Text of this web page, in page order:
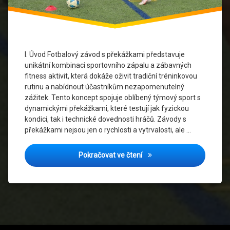
I. Úvod Fotbalový závod s překážkami představuje
unikátní kombinaci sportovního zápalu a zábavných
fitness aktivit, která dokáže oživit tradiční tréninkovou
rutinu a nabídnout účastníkům nezapomenutelný
zážitek. Tento koncept spojuje oblíbený týmový sport s
dynamickými překážkami, které testují jak fyzickou
kondici, tak i technické dovednosti hráčů. Závody s
překážkami nejsou jen o rychlosti a vytrvalosti, ale …
Pokračovat ve čteníFotbalový Závod s
aktivity
Sportovní
akce
Sportovní
Události
Sportovní
výkony
Sportovní
výzvy
Týmová